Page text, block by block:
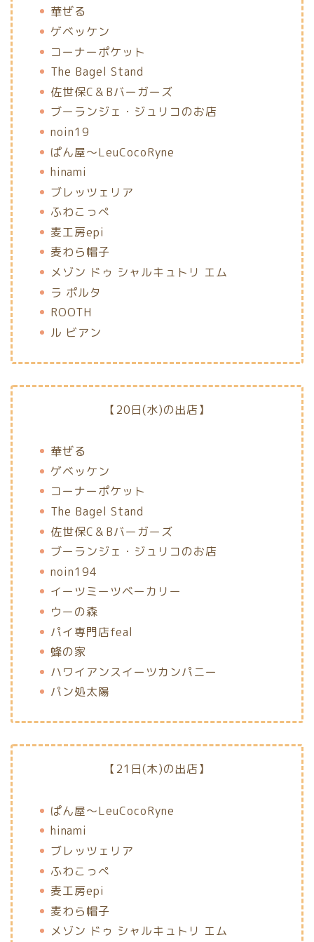
華ぜる
ゲベッケン
コーナーポケット
The Bagel Stand
佐世保C＆Bバーガーズ
ブーランジェ・ジュリコのお店
noin19
ぱん屋〜LeuCocoRyne
hinami
ブレッツェリア
ふわこっぺ
麦工房epi
麦わら帽子
メゾン ドゥ シャルキュトリ エム
ラ ポルタ
ROOTH
ル ビアン
【20日(水)の出店】
華ぜる
ゲベッケン
コーナーポケット
The Bagel Stand
佐世保C＆Bバーガーズ
ブーランジェ・ジュリコのお店
noin194
イーツミーツベーカリー
ウーの森
パイ専門店feal
蜂の家
ハワイアンスイーツカンパニー
パン処太陽
【21日(木)の出店】
ぱん屋〜LeuCocoRyne
hinami
ブレッツェリア
ふわこっぺ
麦工房epi
麦わら帽子
メゾン ドゥ シャルキュトリ エム